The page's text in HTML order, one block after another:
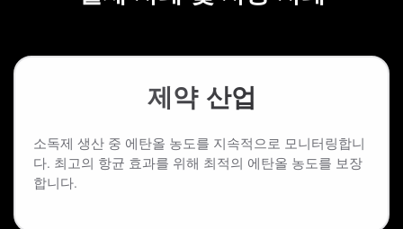
제약 산업
소독제 생산 중 에탄올 농도를 지속적으로 모니터링합니
다. 최고의 항균 효과를 위해 최적의 에탄올 농도를 보장
합니다.